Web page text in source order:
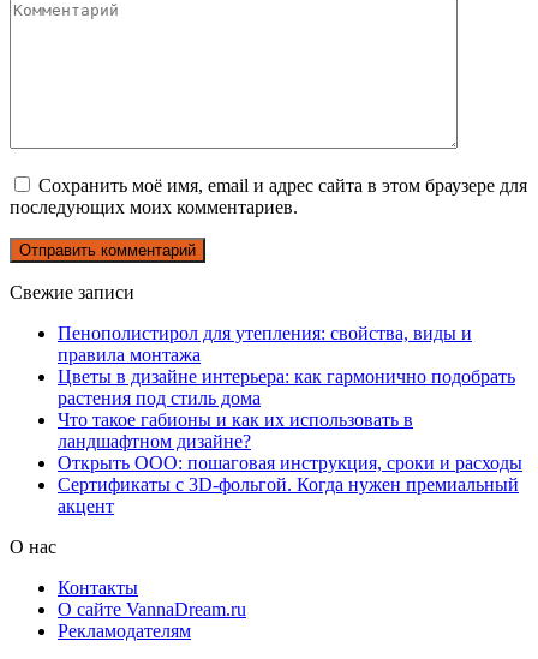
Сохранить моё имя, email и адрес сайта в этом браузере для
последующих моих комментариев.
Свежие записи
Пенополистирол для утепления: свойства, виды и
правила монтажа
Цветы в дизайне интерьера: как гармонично подобрать
растения под стиль дома
Что такое габионы и как их использовать в
ландшафтном дизайне?
Открыть ООО: пошаговая инструкция, сроки и расходы
Сертификаты с 3D-фольгой. Когда нужен премиальный
акцент
О нас
Контакты
О сайте VannaDream.ru
Рекламодателям